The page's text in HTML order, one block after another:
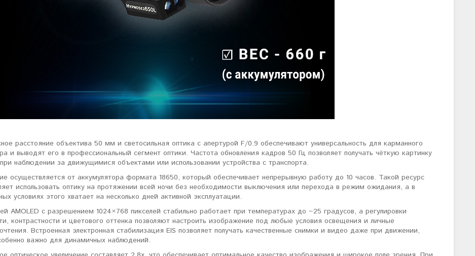
о тепловизорах Atak не
отличную и
модель. Взял
Виктор Жунов
г. Санкт-Петербург
"Искал универсальный
ночью. Спасибо Семену за
грамотную консультацию. Очень
доволен своим прицеломNocpix."
Евгений Стародуб
г. Екатеринбург
расстояние объектива 50 мм и светосильная оптика с апертурой F/0.9 обеспечивают универсальность для карманного
и выводят его в профессиональный сегмент оптики. Частота обновления кадров 50 Гц позволяет получать чёткую картинку
наблюдении за движущимися объектами или использовании устройства с транспорта.
осуществляется от аккумулятора формата 18650, который обеспечивает непрерывную работу до 10 часов. Такой ресурс
использовать оптику на протяжении всей ночи без необходимости выключения или перехода в режим ожидания, а в
условиях этого хватает на несколько дней активной эксплуатации.
AMOLED с разрешением 1024×768 пикселей стабильно работает при температурах до −25 градусов, а регулировки
контрастности и цветового оттенка позволяют настроить изображение под любые условия освещения и личные
Встроенная электронная стабилизация EIS позволяет получать качественные снимки и видео даже при движении,
важно для динамичных наблюдений.